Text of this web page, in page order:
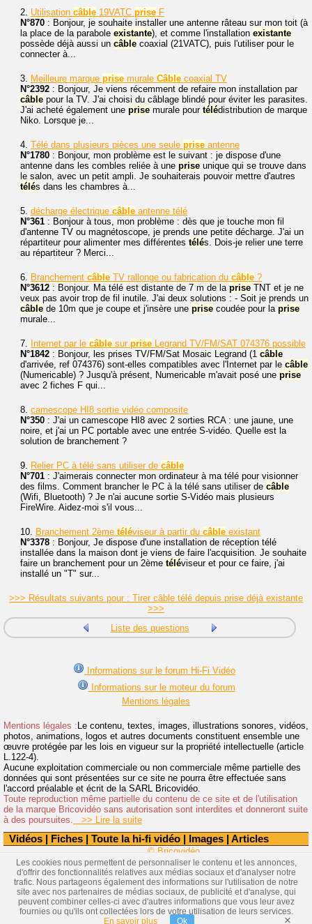
Vidéos | Fiches | Toute la hi-fi vidéo | Images | Articles
2. Utilisation câble 19VATC prise F
N°870 : Bonjour, je souhaite installer une antenne râteau sur mon toit (à
la place de la parabole existante), et comme l'installation existante
possède déjà aussi un câble coaxial (21VATC), puis l'utiliser pour le
connecter à...
3. Meilleure marque prise murale Câble coaxial TV
N°2392 : Bonjour, Je viens récemment de refaire mon installation par
câble pour la TV. J'ai choisi du câblage blindé pour éviter les parasites.
J'ai acheté également une prise murale pour télédistribution de marque
Niko. Lorsque je...
4. Télé dans plusieurs pièces une seule prise antenne
N°1780 : Bonjour, mon problème est le suivant : je dispose d'une
antenne dans les combles reliée à une prise unique qui se trouve dans
le salon, avec un petit ampli. Je souhaiterais pouvoir mettre d'autres
télés dans les chambres à...
5. décharge électrique câble antenne télé
N°361 : Bonjour à tous, mon problème : dès que je touche mon fil
d'antenne TV ou magnétoscope, je prends une petite décharge. J'ai un
répartiteur pour alimenter mes différentes télés. Dois-je relier une terre
au répartiteur ? Merci...
6. Branchement câble TV rallonge ou fabrication du câble ?
N°3612 : Bonjour. Ma télé est distante de 7 m de la prise TNT et je ne
veux pas avoir trop de fil inutile. J'ai deux solutions : - Soit je prends un
câble de 10m que je coupe et j'insère une prise coudée pour la prise
murale...
7. Internet par le câble sur prise Legrand TV/FM/SAT 074376 possible
N°1842 : Bonjour, les prises TV/FM/Sat Mosaic Legrand (1 câble
d'arrivée, ref 074376) sont-elles compatibles avec l'Internet par le câble
(Numericable) ? Jusqu'à présent, Numericable m'avait posé une prise
avec 2 fiches F qui...
8. camescope HI8 sortie vidéo composite
N°350 : J'ai un camescope HI8 avec 2 sorties RCA : une jaune, une
noire, et j'ai un PC portable avec une entrée S-vidéo. Quelle est la
solution de branchement ?
9. Relier PC à télé sans utiliser de câble
N°701 : J'aimerais connecter mon ordinateur à ma télé pour visionner
des films. Comment brancher le PC à la télé sans utiliser de câble
(Wifi, Bluetooth) ? Je n'ai aucune sortie S-Vidéo mais plusieurs
FireWire. Aidez-moi s'il vous...
10. Branchement 2ème téléviseur à partir du câble existant
N°3378 : Bonjour, Je dispose d'une installation de réception télé
installée dans la maison dont je viens de faire l'acquisition. Je souhaite
faire un branchement pour un 2ème téléviseur et pour ce faire, j'ai
installé un "T" sur...
>>> Résultats suivants pour : Tirer câble télé depuis prise déjà existante
>>>
Liste des questions
Informations sur le forum Hi-Fi Vidéo
Informations sur le moteur du forum
Mentions légales
Mentions légales :Le contenu, textes, images, illustrations sonores, vidéos,
photos, animations, logos et autres documents constituent ensemble une
œuvre protégée par les lois en vigueur sur la propriété intellectuelle (article
L.122-4).
Aucune exploitation commerciale ou non commerciale même partielle des
données qui sont présentées sur ce site ne pourra être effectuée sans
l'accord préalable et écrit de la SARL Bricovidéo.
Toute reproduction même partielle du contenu de ce site et de l'utilisation
de la marque Bricovidéo sans autorisation sont interdites et donneront suite
à des poursuites.
>> Lire la suite
© Bricovidéo
Les cookies nous permettent de personnaliser le contenu et les annonces,
d'offrir des fonctionnalités relatives aux médias sociaux et d'analyser notre
trafic. Nous partageons également des informations sur l'utilisation de notre
site avec nos partenaires de médias sociaux, de publicité et d'analyse, qui
peuvent combiner celles-ci avec d'autres informations que vous leur avez
fournies ou qu'ils ont collectées lors de votre utilisation de leurs services.
En savoir plus
Ok ×